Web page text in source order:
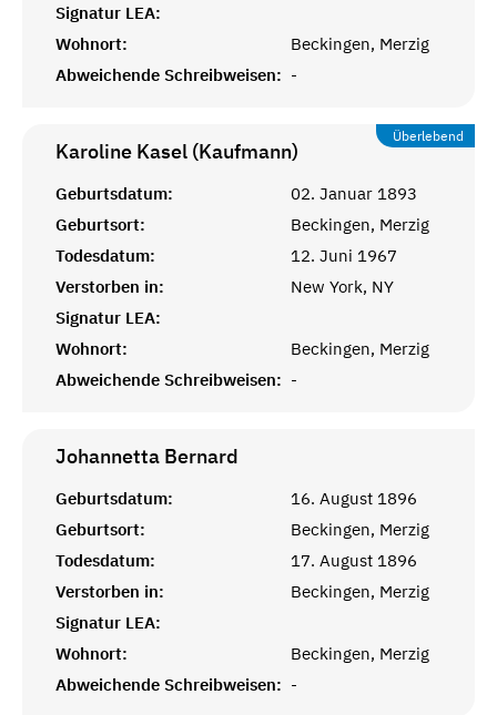
Signatur LEA:
Wohnort:
Beckingen, Merzig
Abweichende Schreibweisen: -
Überlebend
Karoline Kasel (Kaufmann)
Geburtsdatum:
02. Januar 1893
Geburtsort:
Beckingen, Merzig
Todesdatum:
12. Juni 1967
Verstorben in:
New York, NY
Signatur LEA:
Wohnort:
Beckingen, Merzig
Abweichende Schreibweisen: -
Johannetta Bernard
Geburtsdatum:
16. August 1896
Geburtsort:
Beckingen, Merzig
Todesdatum:
17. August 1896
Verstorben in:
Beckingen, Merzig
Signatur LEA:
Wohnort:
Beckingen, Merzig
Abweichende Schreibweisen: -